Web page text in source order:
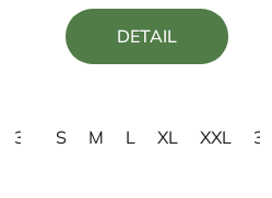
3XL 4XL
z
DETAIL
S M L XL XXL